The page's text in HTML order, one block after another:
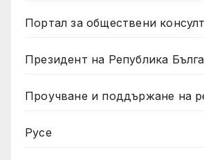
Портал за обществени
Президент на Република
Проучване и поддържане на
Русе